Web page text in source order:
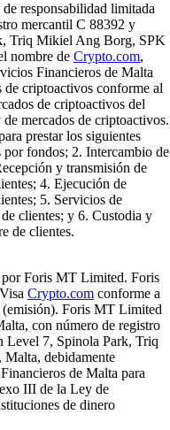
responsabilidad limitada
mercantil C 88392 y
Triq Mikiel Ang Borg, SPK
nombre de Crypto.com,
Financieros de Malta
de criptoactivos conforme al
de criptoactivos del
mercados de criptoactivos.
prestar los siguientes
fondos; 2. Intercambio de
y transmisión de
4. Ejecución de
5. Servicios de
clientes; y 6. Custodia y
de clientes.
por Foris MT Limited. Foris
Crypto.com conforme a
Foris MT Limited
con número de registro
Level 7, Spinola Park, Triq
debidamente
de Malta para
III de la Ley de
de dinero